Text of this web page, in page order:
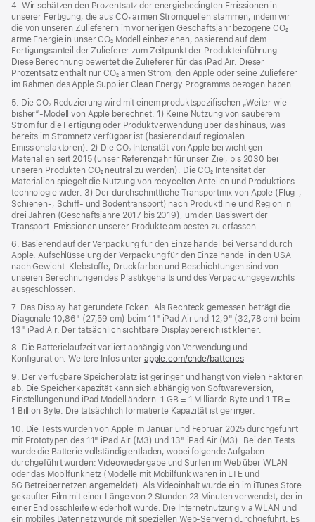
4. Wir schätzen den Prozentsatz der energiebedingten Emissionen in
unserer Fertigung, die aus CO₂ armen Stromquellen stammen, indem wir
die von unseren Zulieferern im vorherigen Geschäftsjahr bezogene CO₂
arme Energie in unser CO₂ Modell einbeziehen, basierend auf dem
Fertigungsanteil der Zulieferer zum Zeitpunkt der Produkt­einführung.
Diese Berechnung bewertet die Zulieferer für das iPad Air. Dieser
Prozentsatz enthält nur CO₂ armen Strom, den Apple oder seine Zulieferer
im Rahmen des Apple Supplier Clean Energy Programms bezogen haben.
5. Die CO₂ Reduzierung wird mit einem produktspezifischen „Weiter wie
bisher“-Modell von Apple berechnet: 1) Keine Nutzung von sauberem
Strom für die Fertigung oder Produktverwendung über das hinaus, was
bereits im Stromnetz verfügbar ist (basierend auf regionalen
Emissionsfaktoren). 2) Die CO₂ Intensität von Apple bei wichtigen
Materialien seit 2015 (unser Referenzjahr für unser Ziel, bis 2030 bei
unseren Produkten CO₂ neutral zu werden). Die CO₂ Intensität der
Materialien spiegelt die Nutzung von recycelten Anteilen und Produktions­
technologie wider. 3) Der durchschnittliche Transportmix von Apple (Flug‑,
Schienen‑, Schiff‑ und Bodentransport) nach Produktlinie und Region in
drei Jahren (Geschäftsjahre 2017 bis 2019), um den Basiswert der
Transport-Emissionen unserer Produkte am besten zu erfassen.
6. Basierend auf der Verpackung für den Einzelhandel bei Versand durch
Apple. Aufschlüsselung der Verpackung für den Einzelhandel in den USA
nach Gewicht. Klebstoffe, Druckfarben und Beschichtungen sind von
unseren Berechnungen des Plastikgehalts und des Verpackungs­gewichts
ausgeschlossen.
7. Das Display hat gerundete Ecken. Als Rechteck gemessen beträgt die
Diagonale 10,86" (27,59 cm) beim 11" iPad Air und 12,9" (32,78 cm) beim
13" iPad Air. Der tatsächlich sichtbare Displaybereich ist kleiner.
8. Die Batterielaufzeit variiert abhängig von Verwendung und
Konfiguration. Weitere Infos unter apple.com/chde/batteries
9. Der verfügbare Speicherplatz ist geringer und hängt von vielen Faktoren
ab. Die Speicherkapazität kann sich abhängig von Softwareversion,
Einstellungen und iPad Modell ändern. 1 GB = 1 Milliarde Byte und 1 TB =
1 Billion Byte. Die tatsächlich formatierte Kapazität ist geringer.
10. Die Tests wurden von Apple im Januar und Februar 2025 durchgeführt
mit Prototypen des 11" iPad Air (M3) und 13" iPad Air (M3). Bei den Tests
wurde die Batterie vollständig entladen, wobei folgende Aufgaben
durchgeführt wurden: Videowiedergabe und Surfen im Web über WLAN
oder das Mobilfunknetz (Modelle mit Mobilfunk waren in LTE und
5G Betreibernetzen angemeldet). Als Videoinhalt wurde ein im iTunes Store
gekaufter Film mit einer Länge von 2 Stunden 23 Minuten verwendet, der in
einer Endlosschleife wiederholt wurde. Die Internetnutzung via WLAN und
ein mobiles Datennetz wurde mit speziellen Web-Servern durchgeführt. Es